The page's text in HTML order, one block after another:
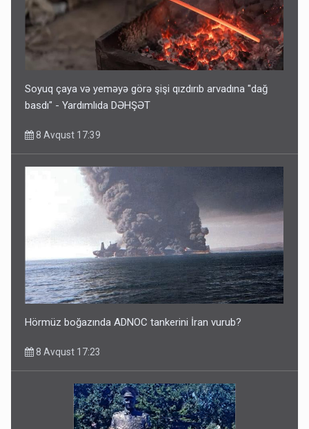
Soyuq çaya və yeməyə görə şişi qızdırıb arvadına "dağ
basdı" - Yardımlıda DƏHŞƏT
8 Avqust 17:39
Hörmüz boğazında ADNOC tankerini İran vurub?
8 Avqust 17:23